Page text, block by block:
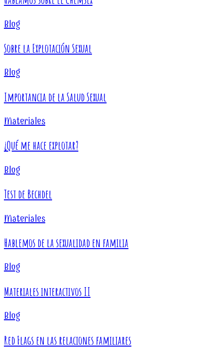
Blog
Sobre la Explotación Sexual
Blog
Importancia de la Salud Sexual
Materiales
¿Qué me hace explotar?
Blog
Test de Bechdel
Materiales
Hablemos de la sexualidad en familia
Blog
Materiales interactivos II
Blog
Red Flags en las relaciones familiares